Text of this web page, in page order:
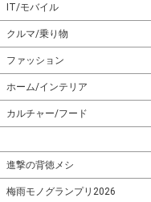
IT/モバイル
クルマ/乗り物
ファッション
ホーム/インテリア
カルチャー/フード
進撃の背徳メシ
梅雨モノグランプリ2026